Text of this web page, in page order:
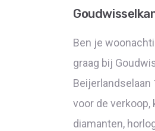
Ben je
graag bij
voor de verkoop,
diamanten,